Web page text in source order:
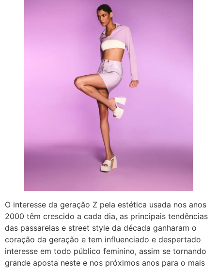
O interesse da geração Z pela estética usada nos anos
2000 têm crescido a cada dia, as principais tendências
das passarelas e street style da década ganharam o
coração da geração e tem influenciado e despertado
interesse em todo público feminino, assim se tornando
grande aposta neste e nos próximos anos para o mais